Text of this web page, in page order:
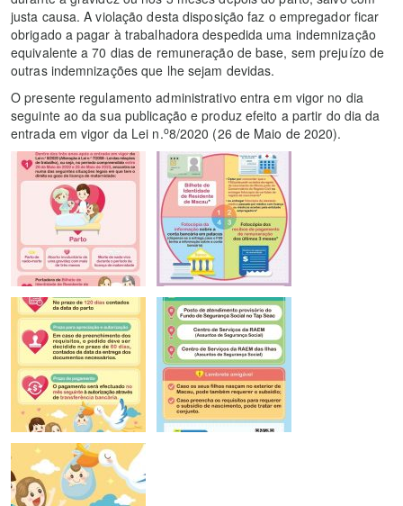
justa causa. A violação desta disposição faz o empregador ficar
obrigado a pagar à trabalhadora despedida uma indemnização
equivalente a 70 dias de remuneração de base, sem prejuízo de
outras indemnizações que lhe sejam devidas.
O presente regulamento administrativo entra em vigor no dia
seguinte ao da sua publicação e produz efeito a partir do dia da
entrada em vigor da Lei n.o8/2020 (26 de Maio de 2020).